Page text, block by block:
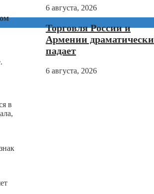
в
6 августа, 2026
Торговля России и
Армении драматически
падает
6 августа, 2026